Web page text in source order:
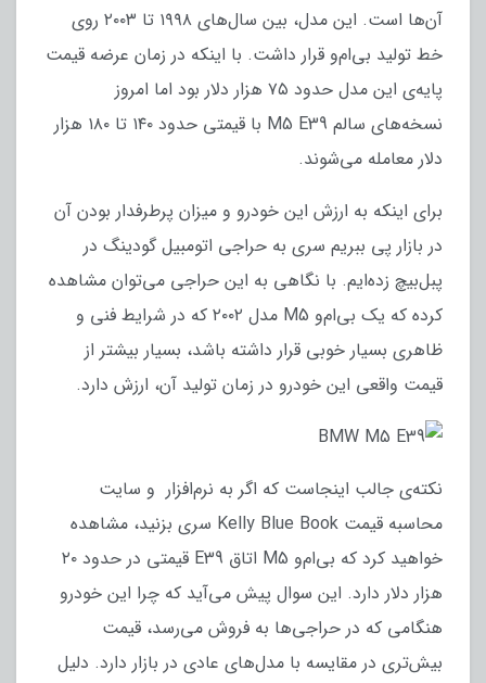
آن‌ها است. این مدل، بین سال‌های ۱۹۹۸ تا ۲۰۰۳ روی
خط تولید بی‌ام‌و قرار داشت. با اینکه در زمان عرضه قیمت
پایه‌ی این مدل حدود ۷۵ هزار دلار بود اما امروز
نسخه‌های سالم M5 E39 با قیمتی حدود ۱۴۰ تا ۱۸۰ هزار
دلار معامله می‌شوند.
برای اینکه به ارزش این خودرو و میزان پرطرفدار بودن آن
در بازار پی ببریم سری به حراجی اتومبیل گودینگ در
پبل‌بیچ زده‌ایم. با نگاهی به این حراجی می‌توان مشاهده
کرده که یک بی‌ام‌و M5 مدل ۲۰۰۲ که در شرایط فنی و
ظاهری بسیار خوبی قرار داشته باشد، بسیار بیشتر از
قیمت واقعی این خودرو در زمان تولید آن، ارزش دارد.
نکته‌ی جالب اینجاست که اگر به نرم‌افزار و سایت
محاسبه قیمت Kelly Blue Book سری بزنید، مشاهده
خواهید کرد که بی‌ام‌و M5 اتاق E39 قیمتی در حدود ۲۰
هزار دلار دارد. این سوال پیش می‌آید که چرا این خودرو
هنگامی که در حراجی‌ها به فروش می‌رسد، قیمت
بیش‌تری در مقایسه با مدل‌های عادی در بازار دارد. دلیل